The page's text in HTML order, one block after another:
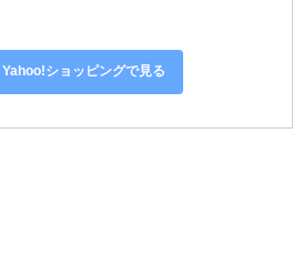
Yahoo!ショッピングで見る